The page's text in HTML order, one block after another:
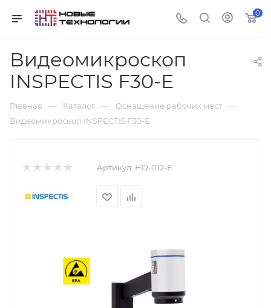
0
Видеомикроскоп
INSPECTIS F30-E
Главная — Каталог — Оснащение рабочих мест —
Видеомикроскоп INSPECTIS F30-E
Артикул: HD-012-E